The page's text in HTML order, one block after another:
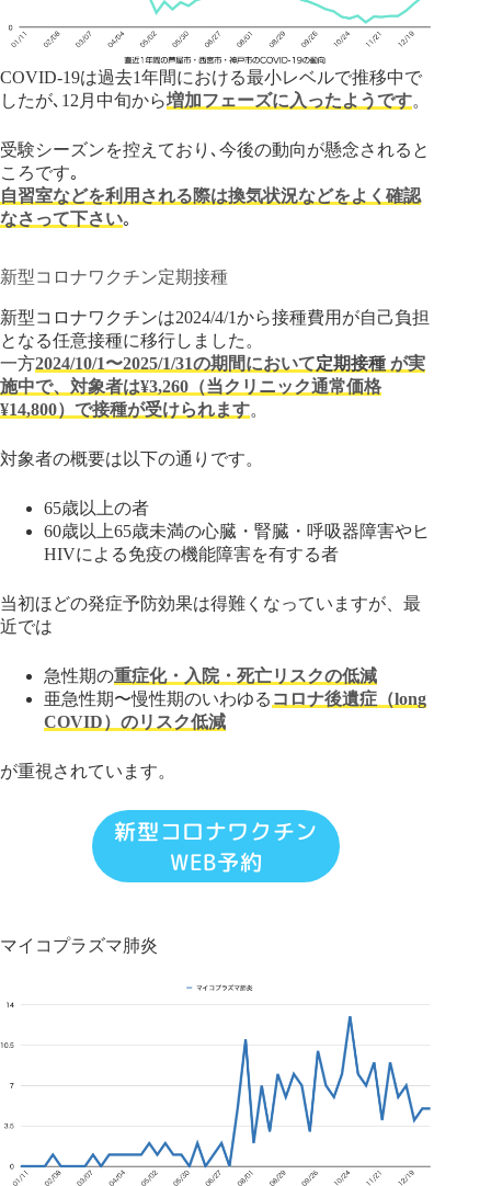
COVID-19は過去1年間における最小レベルで推移中で
したが､12月中旬から増加フェーズに入ったようです。
受験シーズンを控えており､今後の動向が懸念されると
ころです｡
自習室などを利用される際は換気状況などをよく確認
なさって下さい｡
新型コロナワクチン定期接種
新型コロナワクチンは2024/4/1から接種費用が自己負担
となる任意接種に移行しました。
一方2024/10/1〜2025/1/31の期間において定期接種 が実
施中で、対象者は¥3,260（当クリニック通常価格
¥14,800）で接種が受けられます。
対象者の概要は以下の通りです。
65歳以上の者
60歳以上65歳未満の心臓・腎臓・呼吸器障害やヒ
HIVによる免疫の機能障害を有する者
当初ほどの発症予防効果は得難くなっていますが、最
近では
急性期の重症化・入院・死亡リスクの低減
亜急性期〜慢性期のいわゆる コロナ後遺症（long
COVID）のリスク低減
が重視されています。
新型コロナワクチン
WEB予約
マイコプラズマ肺炎